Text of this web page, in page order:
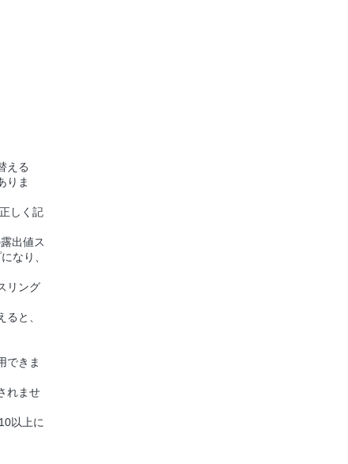
える
りま
しく記
出値ス
なり、
リング
と、
できま
れませ
以上に